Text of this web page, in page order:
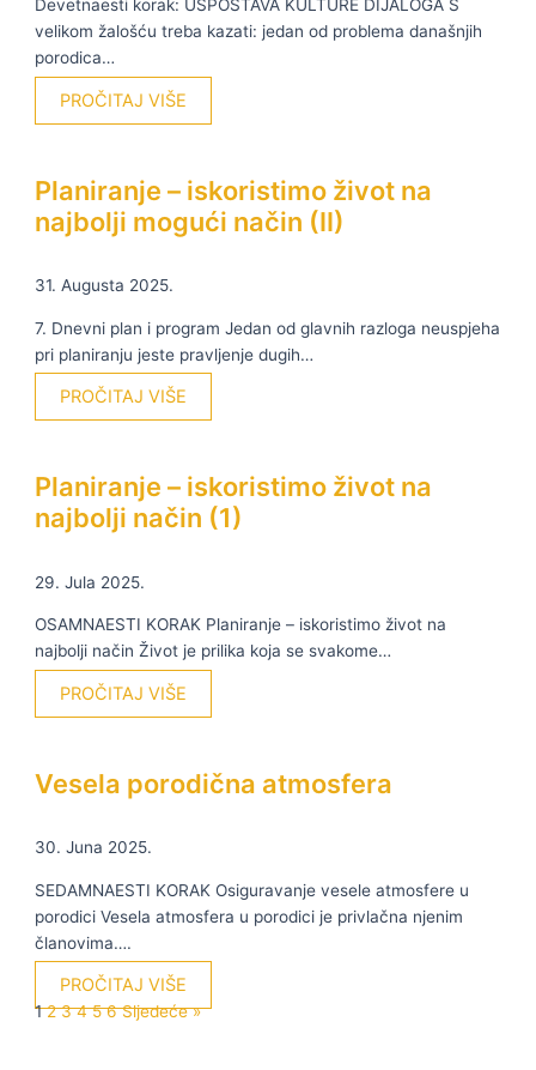
Devetnaesti korak: USPOSTAVA KULTURE DIJALOGA S
velikom žalošću treba kazati: jedan od problema današnjih
porodica…
PROČITAJ VIŠE
Planiranje – iskoristimo život na
najbolji mogući način (II)
31. Augusta 2025.
7. Dnevni plan i program Jedan od glavnih razloga neuspjeha
pri planiranju jeste pravljenje dugih…
PROČITAJ VIŠE
Planiranje – iskoristimo život na
najbolji način (1)
29. Jula 2025.
OSAMNAESTI KORAK Planiranje – iskoristimo život na
najbolji način Život je prilika koja se svakome…
PROČITAJ VIŠE
Vesela porodična atmosfera
30. Juna 2025.
SEDAMNAESTI KORAK Osiguravanje vesele atmosfere u
porodici Vesela atmosfera u porodici je privlačna njenim
članovima….
PROČITAJ VIŠE
1 2 3 4 5 6 Sljedeće »